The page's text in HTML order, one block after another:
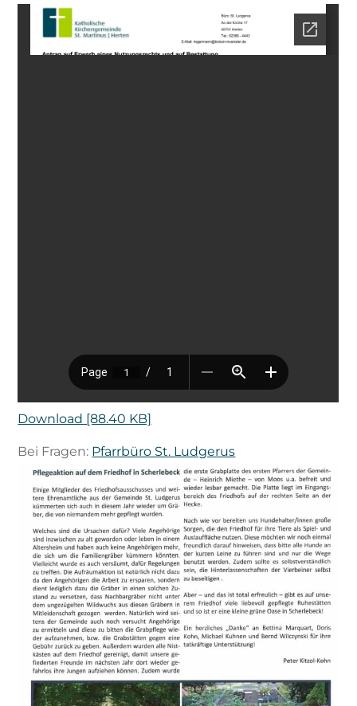
Download [88.40 KB]
Bei Fragen: Pfarrbüro St. Ludgerus